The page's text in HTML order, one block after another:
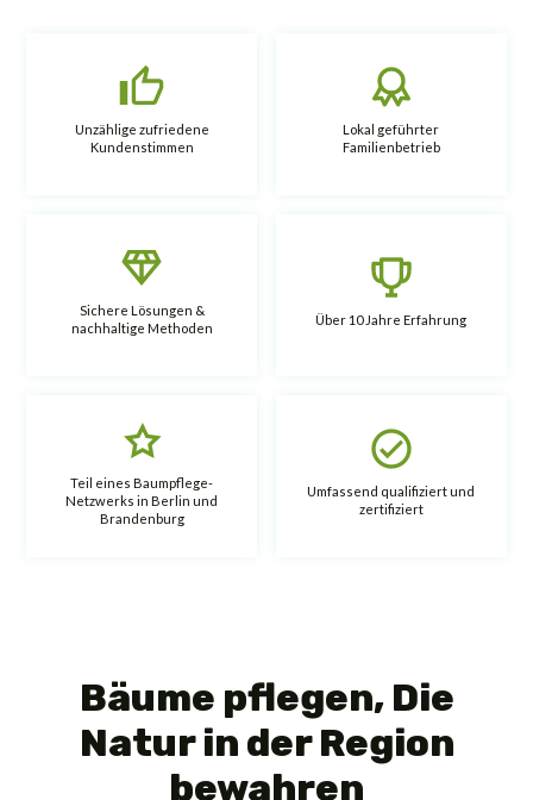
Unzählige zufriedene
Kundenstimmen
Lokal geführter
Familienbetrieb
Sichere Lösungen &
nachhaltige Methoden
Über 10 Jahre Erfahrung
Teil eines Baumpflege-
Netzwerks in Berlin und
Brandenburg
Umfassend qualifiziert und
zertifiziert
Bäume pflegen, Die
Natur in der Region
bewahren